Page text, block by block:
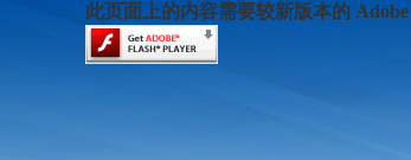
此页面上的内容需要较新版本的 Adobe